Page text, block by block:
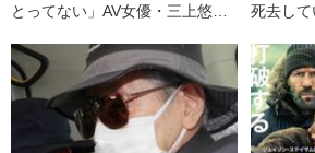
とってない」AV女優・三上悠亜
キャンダルの裏側
死去し